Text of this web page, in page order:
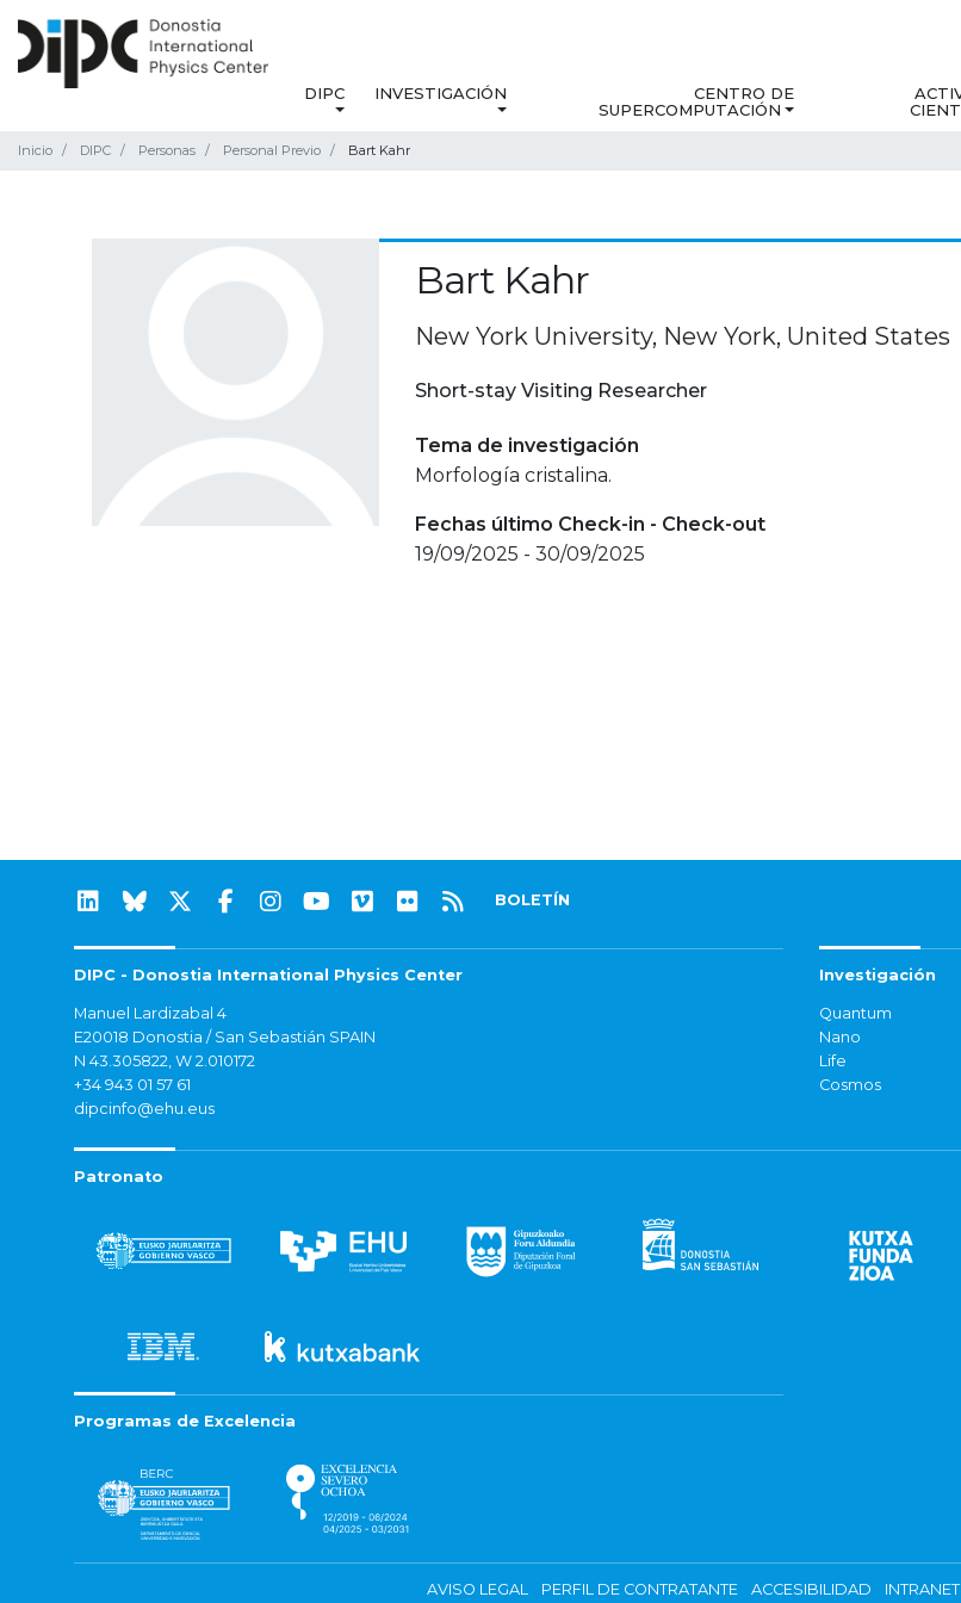
DIPC INVESTIGACIÓN
CENTRO DE
SUPERCOMPUTACIÓN
Inicio DIPC Personas Personal Previo Bart Kahr
Bart Kahr
New York University, New York, United States
Short-stay Visiting Researcher
Tema de investigación
Morfología cristalina.
Fechas último Check-in - Check-out
19/09/2025 - 30/09/2025
BOLETÍN
DIPC - Donostia International Physics Center
Manuel Lardizabal 4
E20018 Donostia / San Sebastián SPAIN
N 43.305822, W 2.010172
+34 943 01 57 61
dipcinfo@ehu.eus
Investigación
Quantum
Nano
Life
Cosmos
Patronato
Programas de Excelencia
AVISO LEGAL PERFIL DE CONTRATANTE ACCESIBILIDAD INTRANET